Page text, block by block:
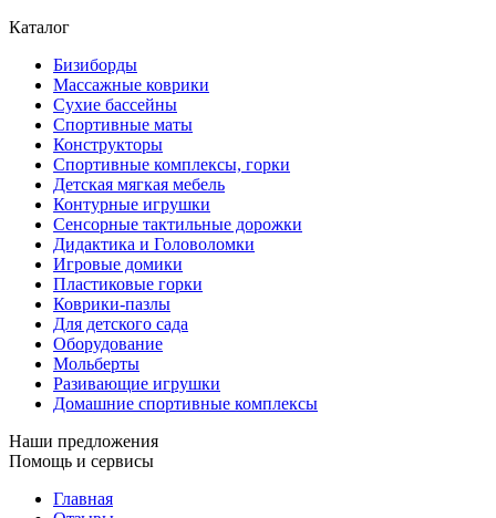
Каталог
Бизиборды
Массажные коврики
Сухие бассейны
Спортивные маты
Конструкторы
Спортивные комплексы, горки
Детская мягкая мебель
Контурные игрушки
Сенсорные тактильные дорожки
Дидактика и Головоломки
Игровые домики
Пластиковые горки
Коврики-пазлы
Для детского сада
Оборудование
Мольберты
Разивающие игрушки
Домашние спортивные комплексы
Наши предложения
Помощь и сервисы
Главная